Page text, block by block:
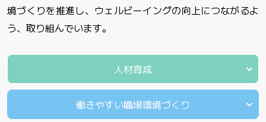
境づくりを推進し、 ウェルビーイングの向上につながるよ
う、取り組んでいます。
人材育成
働きやすい職場環境づくり